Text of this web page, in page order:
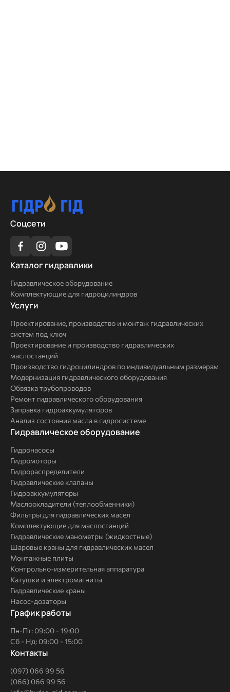
Соцсети
Каталог
Каталог гидравлики
Гидравлическое оборудование
Комплектующие для гидроцилиндров
Услуги
Услуги
Проектирование, производство и монтаж гидравлических
систем под ключ
Проектирование и производство гидравлических
маслостанций
Производство гидроцилиндров по индивидуальным размерам
Модернизация гидравлического оборудования
Обвязка трубопроводов
Ремонт гидравлического оборудования
Заправка гидроаккумуляторов
Анализ состояния масла в гидросистеме
Комплексные
Гидравлическое оборудование
Гидронасосы
Гидромоторы
Гидрораспределители
Гидравлические клапаны
Гидроаккумуляторы
Маслоохладители (теплообменники)
Фильтры для гидравлических масел
Комплектующие для маслостанций
Гидравлические манометры (жидкостные)
Шаровые краны для гидравлических масел
Монтажные плиты
Контрольно-измерительная аппаратура
Катушки и электромагниты
Гидравлические краны
Насос-дозаторы
График работы
Пн-Пт: 09:00 - 19:00
Сб - Нд: 09:00 - 15:00
Контакты
(097) 066 99 56
(066) 066 99 56